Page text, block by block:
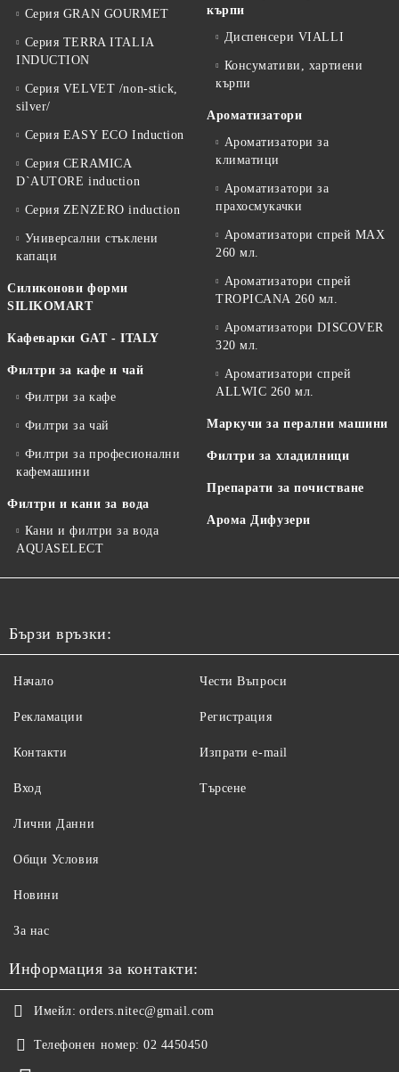
Серия GRAN GOURMET
Серия TERRA ITALIA
INDUCTION
Серия VELVET /non-stick,
silver/
Серия EASY ECO Induction
Серия CERAMICA
D`AUTORE induction
Серия ZENZERO induction
Универсални стъклени
капаци
Силиконови форми
SILIKOMART
Кафеварки GAT - ITALY
Филтри за кафе и чай
Филтри за кафе
Филтри за чай
Филтри за професионални
кафемашини
Филтри и кани за вода
Кани и филтри за вода
AQUASELECT
кърпи
Диспенсери VIALLI
Консумативи, хартиени
кърпи
Ароматизатори
Ароматизатори за
климатици
Ароматизатори за
прахосмукачки
Ароматизатори спрей MAX
260 мл.
Ароматизатори спрей
TROPICANA 260 мл.
Ароматизатори DISCOVER
320 мл.
Ароматизатори спрей
ALLWIC 260 мл.
Маркучи за перални машини
Филтри за хладилници
Препарати за почистване
Арома Дифузери
Бързи връзки:
Начало
Рекламации
Контакти
Вход
Чести Въпроси
Регистрация
Изпрати e-mail
Търсене
Лични Данни
Общи Условия
Новини
За нас
Информация за контакти:
Имейл: orders.nitec@gmail.com
Телефонен номер: 02 4450450